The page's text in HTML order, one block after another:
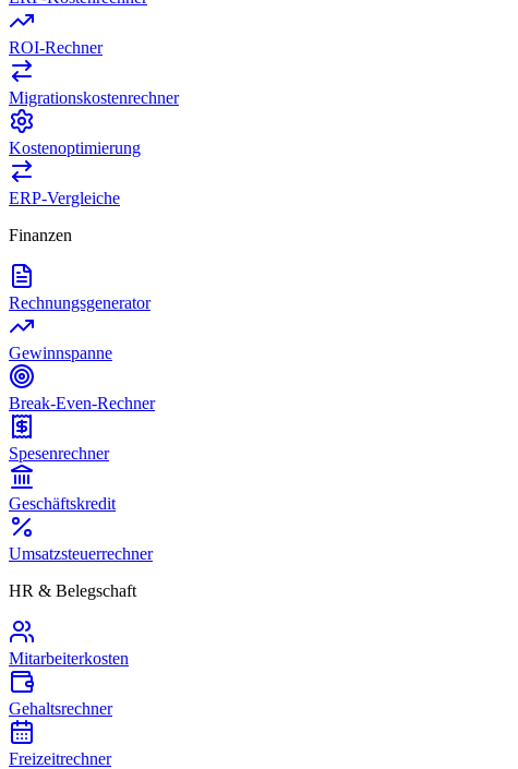
ROI-Rechner
Migrationskostenrechner
Kostenoptimierung
ERP-Vergleiche
Finanzen
Rechnungsgenerator
Gewinnspanne
Break-Even-Rechner
Spesenrechner
Geschäftskredit
Umsatzsteuerrechner
HR & Belegschaft
Mitarbeiterkosten
Gehaltsrechner
Freizeitrechner